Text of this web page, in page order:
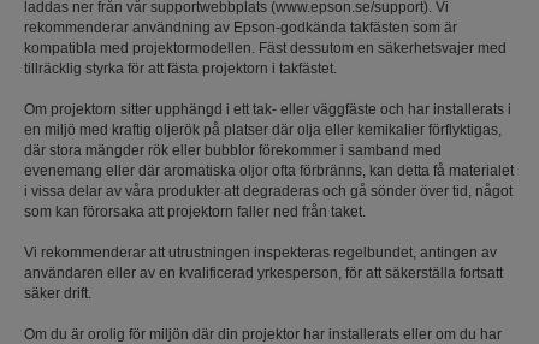
laddas ner från vår supportwebbplats (www.epson.se/support). Vi
rekommenderar användning av Epson-godkända takfästen som är
kompatibla med projektormodellen. Fäst dessutom en säkerhetsvajer med
tillräcklig styrka för att fästa projektorn i takfästet.
Om projektorn sitter upphängd i ett tak- eller väggfäste och har installerats i
en miljö med kraftig oljerök på platser där olja eller kemikalier förflyktigas,
där stora mängder rök eller bubblor förekommer i samband med
evenemang eller där aromatiska oljor ofta förbränns, kan detta få materialet
i vissa delar av våra produkter att degraderas och gå sönder över tid, något
som kan förorsaka att projektorn faller ned från taket.
Vi rekommenderar att utrustningen inspekteras regelbundet, antingen av
användaren eller av en kvalificerad yrkesperson, för att säkerställa fortsatt
säker drift.
Om du är orolig för miljön där din projektor har installerats eller om du har